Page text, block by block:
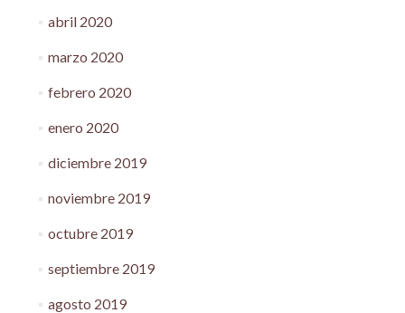
abril 2020
marzo 2020
febrero 2020
enero 2020
diciembre 2019
noviembre 2019
octubre 2019
septiembre 2019
agosto 2019